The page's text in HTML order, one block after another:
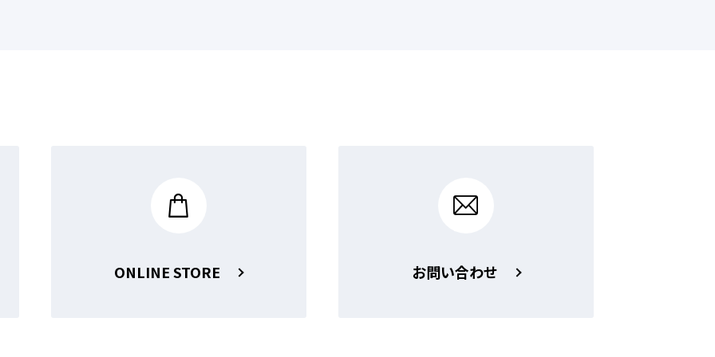
ONLINE STORE お問い合わせ